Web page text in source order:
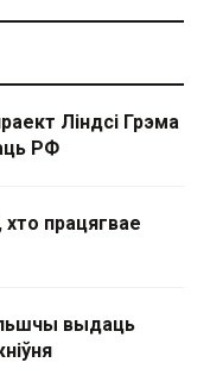
Ліндсі Грэма
РФ
працягвае
выдаць